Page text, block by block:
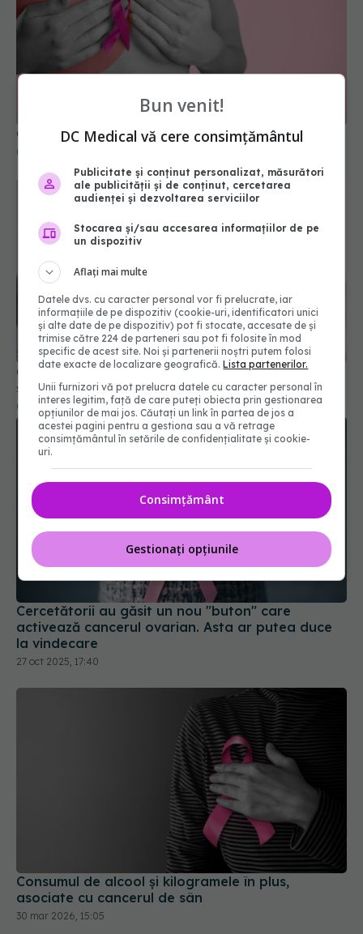
Cancerul la sân afectează tot mai multe femei
Chimioterapia: Efecte asupra corpului, efecte
secundare și recuperare după tratament
08 mar 2026, 15:23
Cercetătorii au găsit un nou "buton" care
activează cancerul ovarian. Asta ar putea duce
la vindecare
Consumul de alcool și kilogramele în plus,
asociate cu cancerul de sân
Bun venit!
DC Medical vă cere consimțământul
Publicitate și conținut personalizat, măsurători
ale publicității și de conținut, cercetarea
audienței și dezvoltarea serviciilor
Stocarea și/sau accesarea informațiilor de pe
un dispozitiv
Aflați mai multe
Datele dvs. cu caracter personal vor fi prelucrate, iar
informațiile de pe dispozitiv (cookie-uri, identificatori unici
și alte date de pe dispozitiv) pot fi stocate, accesate de și
trimise către 224 de parteneri sau pot fi folosite în mod
specific de acest site. Noi și partenerii noștri putem folosi
date exacte de localizare geografică.Lista partenerilor.
Unii furnizori vă pot prelucra datele cu caracter personal în
interes legitim, față de care puteți obiecta prin gestionarea
opțiunilor de mai jos. Căutați un link în partea de jos a
acestei pagini pentru a gestiona sau a vă retrage
consimțământul în setările de confidențialitate și cookie-
uri.
Consimțământ
Gestionați opțiunile